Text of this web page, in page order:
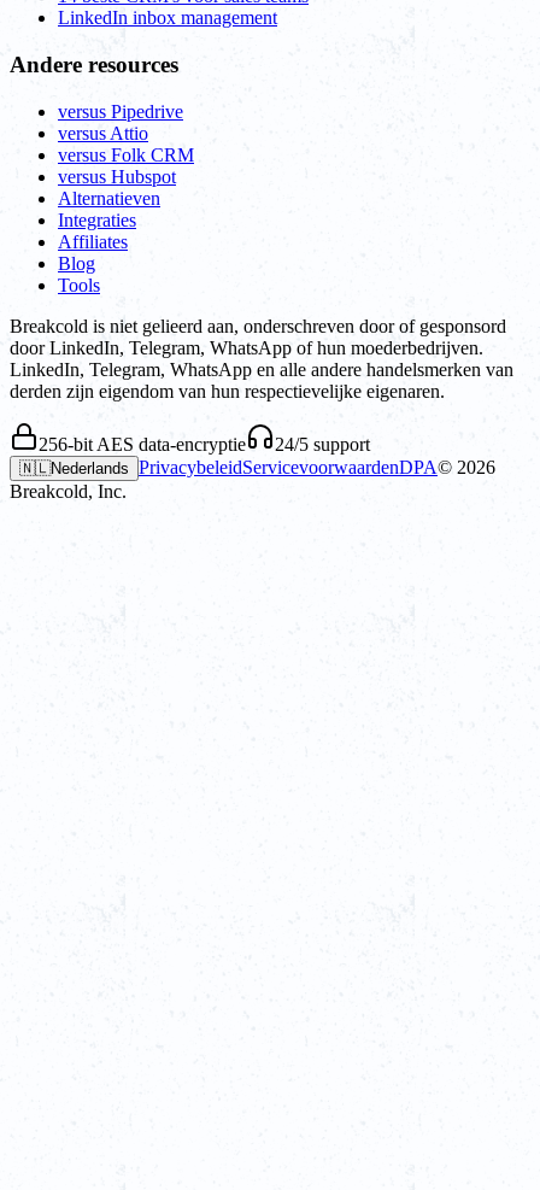
LinkedIn inbox management
Andere resources
versus Pipedrive
versus Attio
versus Folk CRM
versus Hubspot
Alternatieven
Integraties
Affiliates
Blog
Tools
Breakcold is niet gelieerd aan, onderschreven door of gesponsord
door LinkedIn, Telegram, WhatsApp of hun moederbedrijven.
LinkedIn, Telegram, WhatsApp en alle andere handelsmerken van
derden zijn eigendom van hun respectievelijke eigenaren.
256-bit AES data-encryptie 24/5 support
🇳🇱Nederlands PrivacybeleidServicevoorwaardenDPA© 2026
Breakcold, Inc.